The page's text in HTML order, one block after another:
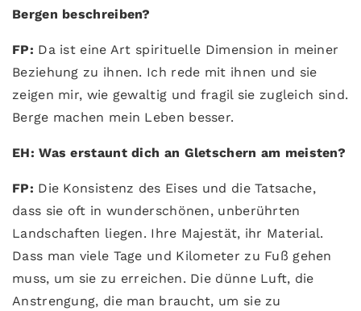
Bergen beschreiben?
FP: Da ist eine Art spirituelle Dimension in meiner
Beziehung zu ihnen. Ich rede mit ihnen und sie
zeigen mir, wie gewaltig und fragil sie zugleich sind.
Berge machen mein Leben besser.
EH: Was erstaunt dich an Gletschern am meisten?
FP: Die Konsistenz des Eises und die Tatsache,
dass sie oft in wunderschönen, unberührten
Landschaften liegen. Ihre Majestät, ihr Material.
Dass man viele Tage und Kilometer zu Fuß gehen
muss, um sie zu erreichen. Die dünne Luft, die
Anstrengung, die man braucht, um sie zu